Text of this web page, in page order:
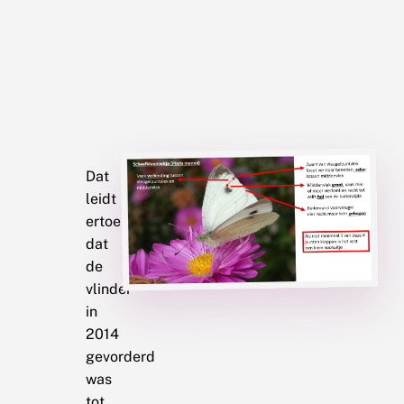
Dat
leidt
ertoe
dat
de
vlinder
in
2014
gevorderd
was